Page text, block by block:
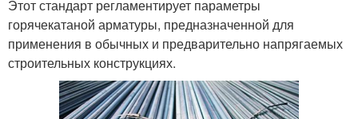
Этот стандарт регламентирует параметры
горячекатаной арматуры, предназначенной для
применения в обычных и предварительно напрягаемых
строительных конструкциях.